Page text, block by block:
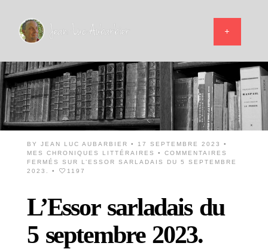
BY JEAN LUC AUBARBIER
• 17 SEPTEMBRE 2023 •
MES CHRONIQUES LITTÉRAIRES
• COMMENTAIRES
FERMÉS
SUR L’ESSOR SARLADAIS DU 5 SEPTEMBRE
2023.
• 1197
L’Essor sarladais du
5 septembre 2023.